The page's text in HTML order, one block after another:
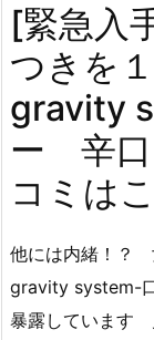
[緊急入
つきを
gravity
ー 辛
コミは
他には内緒！？
gravity system-
暴露しています